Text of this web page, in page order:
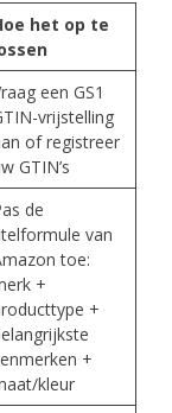
het op te
een GS1
vrijstelling
of registreer
GTIN’s
de
van
toe:
+
+
+
kleur